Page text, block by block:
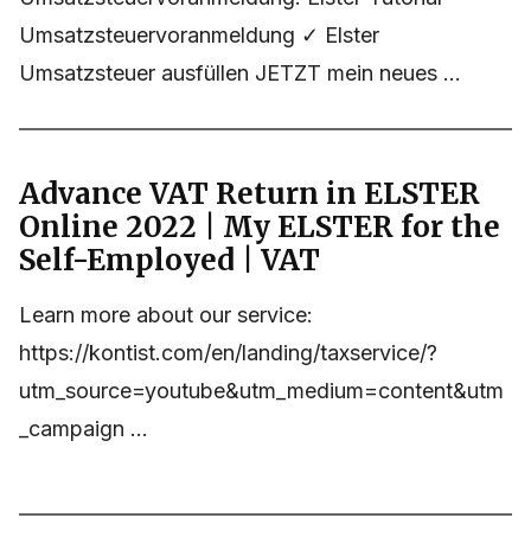
Umsatzsteuervoranmeldung ✓ Elster
Umsatzsteuer ausfüllen JETZT mein neues ...
Advance VAT Return in ELSTER
Online 2022 | My ELSTER for the
Self-Employed | VAT
Learn more about our service:
https://kontist.com/en/landing/taxservice/?
utm_source=youtube&utm_medium=content&utm
_campaign ...